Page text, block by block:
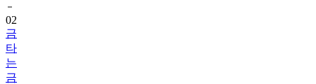
02
금
타
는
금